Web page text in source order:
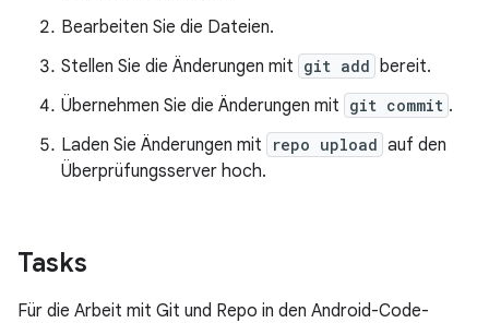
Bearbeiten Sie die Dateien.
Stellen Sie die Änderungen mit git add bereit.
Übernehmen Sie die Änderungen mit git commit .
Laden Sie Änderungen mit
repo upload auf den
Überprüfungsserver hoch.
Tasks
Für die Arbeit mit Git und Repo in den Android-Code-